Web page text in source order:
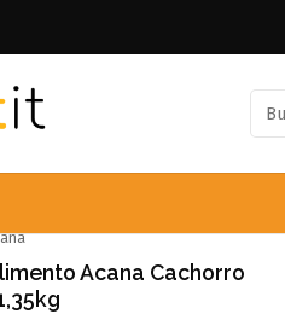
Acana Cachorro